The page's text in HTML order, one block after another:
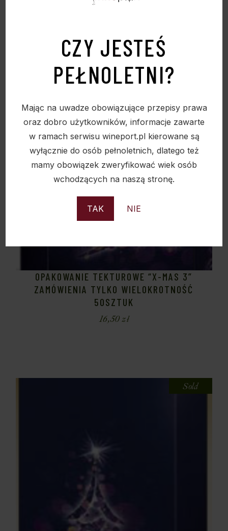
CZY JESTEŚ
PEŁNOLETNI?
Mając na uwadze obowiązujące przepisy prawa
oraz dobro użytkowników, informacje zawarte
w ramach serwisu wineport.pl kierowane są
wyłącznie do osób pełnoletnich, dlatego też
mamy obowiązek zweryfikować wiek osób
wchodzących na naszą stronę.
TAK NIE
OPAKOWANIE TEKTUROWE “X-MAS 3”
ZAMÓWIENIA TYLKO WIELOKROTNOŚĆ
50SZTUK
16,50zł
Sold